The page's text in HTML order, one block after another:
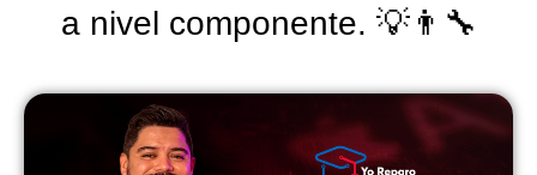
a nivel componente. 💡👨‍🔧